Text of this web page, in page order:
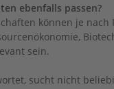
ebenfalls passen?
können je
sein.
sucht nicht